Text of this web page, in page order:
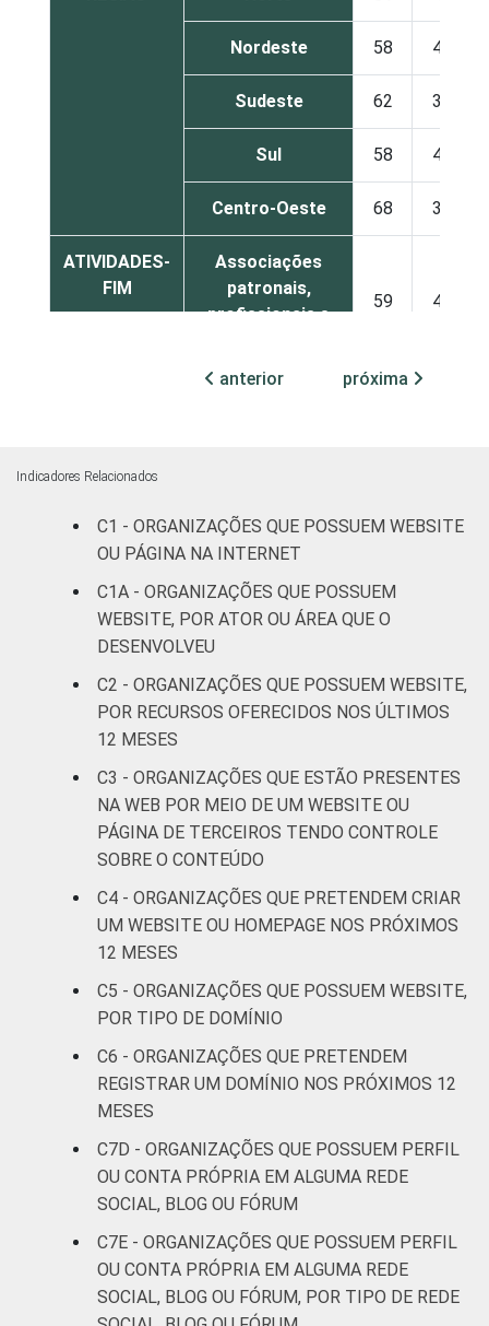
Nordeste 58 42
Sudeste 62 38
Sul 58 42
Centro-Oeste 68 32
ATIVIDADES-
FIM
Associações
patronais,
profissionais e
59 41
Desenvolvimento
e defesa de
direitos
55
Saúde e
social
Estudos para o Desenvolvimento da
Sociedade da Informação (Cetic.br),
Pesquisa sobre o uso das Tecnologias de
Informação e Comunicação nas organizações
sem fins lucrativos brasileiras - TIC
anterior próxima
Indicadores Relacionados
C1 - ORGANIZAÇÕES QUE POSSUEM WEBSITE
OU PÁGINA NA INTERNET
C1A - ORGANIZAÇÕES QUE POSSUEM
WEBSITE, POR ATOR OU ÁREA QUE O
DESENVOLVEU
C2 - ORGANIZAÇÕES QUE POSSUEM WEBSITE,
POR RECURSOS OFERECIDOS NOS ÚLTIMOS
12 MESES
C3 - ORGANIZAÇÕES QUE ESTÃO PRESENTES
NA WEB POR MEIO DE UM WEBSITE OU
PÁGINA DE TERCEIROS TENDO CONTROLE
SOBRE O CONTEÚDO
C4 - ORGANIZAÇÕES QUE PRETENDEM CRIAR
UM WEBSITE OU HOMEPAGE NOS PRÓXIMOS
12 MESES
C5 - ORGANIZAÇÕES QUE POSSUEM WEBSITE,
POR TIPO DE DOMÍNIO
C6 - ORGANIZAÇÕES QUE PRETENDEM
REGISTRAR UM DOMÍNIO NOS PRÓXIMOS 12
MESES
C7D - ORGANIZAÇÕES QUE POSSUEM PERFIL
OU CONTA PRÓPRIA EM ALGUMA REDE
SOCIAL, BLOG OU FÓRUM
C7E - ORGANIZAÇÕES QUE POSSUEM PERFIL
OU CONTA PRÓPRIA EM ALGUMA REDE
SOCIAL, BLOG OU FÓRUM, POR TIPO DE REDE